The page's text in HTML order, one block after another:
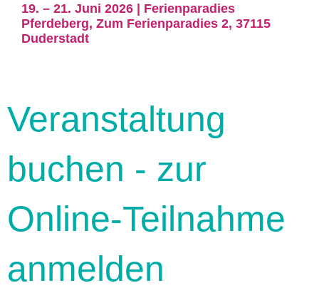
19. – 21. Juni 2026 | Ferienparadies
Pferdeberg, Zum Ferienparadies 2, 37115
Duderstadt
Veranstaltung
buchen - zur
Online-Teilnahme
anmelden